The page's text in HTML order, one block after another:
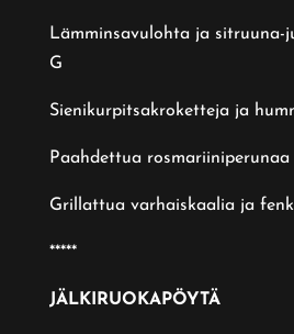
Lämminsavulohta ja
G
Sienikurpitsakroketteja ja
Paahdettua rosmariiniperunaa
Grillattua varhaiskaalia ja
*****
JÄLKIRUOKAPÖYTÄ